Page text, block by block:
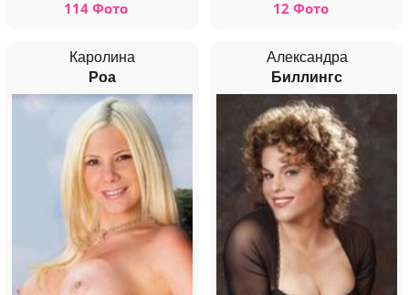
114 Фото 12 Фото
Каролина
Роа
Александра
Биллингс